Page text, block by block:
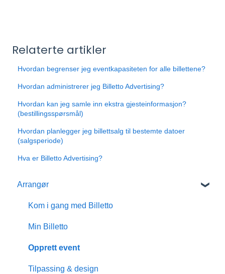
Relaterte artikler
Hvordan begrenser jeg eventkapasiteten for alle billettene?
Hvordan administrerer jeg Billetto Advertising?
Hvordan kan jeg samle inn ekstra gjesteinformasjon?
(bestillingsspørsmål)
Hvordan planlegger jeg billettsalg til bestemte datoer
(salgsperiode)
Hva er Billetto Advertising?
Arrangør
Kom i gang med Billetto
Min Billetto
Opprett event
Tilpassing & design